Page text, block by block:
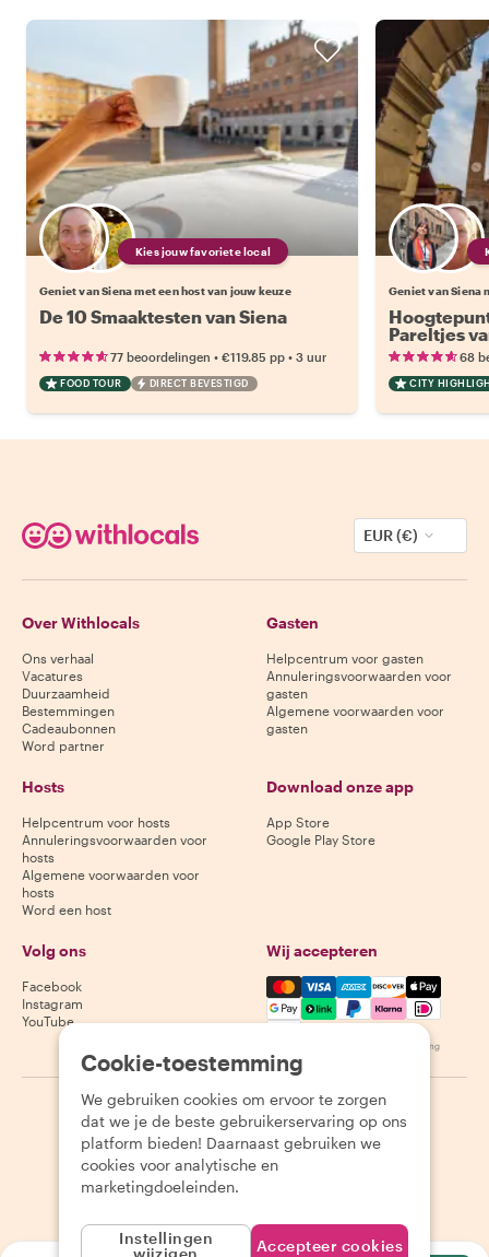
Kies jouw favoriete local
Geniet van Siena met een host van jouw keuze
De 10 Smaaktesten van Siena
77 beoordelingen • €119.85 pp • 3 uur
FOOD TOUR DIRECT BEVESTIGD
Geniet van Siena
Pareltjes
68
CITY
EUR (€)
Over Withlocals
Ons verhaal
Vacatures
Duurzaamheid
Bestemmingen
Cadeaubonnen
Word partner
Gasten
Helpcentrum voor gasten
Annuleringsvoorwaarden voor
gasten
Algemene voorwaarden voor
gasten
Hosts
Helpcentrum voor hosts
Annuleringsvoorwaarden voor
hosts
Algemene voorwaarden voor
hosts
Word een host
Download onze app
App Store
Google Play Store
Volg ons
Facebook
Instagram
YouTube
Wij accepteren
Mastercard, Visa, Amex,
Beschikbaarheid varieert per bestemming
2026 Withlocals.com Privacybeleid Cookies
Cookie-toestemming
We gebruiken cookies om ervoor te zorgen
dat we je de beste gebruikerservaring op ons
platform bieden! Daarnaast gebruiken we
cookies voor analytische en
marketingdoeleinden.
Instellingen
wijzigen
Accepteer cookies